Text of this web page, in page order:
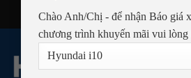
Chào Anh/Chị - để nhận Báo giá
chương trình khuyến mãi vui lòng